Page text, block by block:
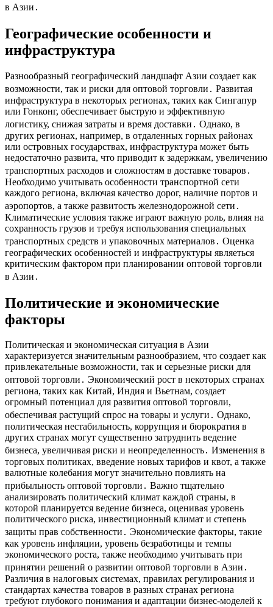
в Азии․
Географические особенности и
инфраструктура
Разнообразный географический ландшафт Азии создает как
возможности, так и риски для оптовой торговли․ Развитая
инфраструктура в некоторых регионах, таких как Сингапур
или Гонконг, обеспечивает быструю и эффективную
логистику, снижая затраты и время доставки․ Однако, в
других регионах, например, в отдаленных горных районах
или островных государствах, инфраструктура может быть
недостаточно развита, что приводит к задержкам, увеличению
транспортных расходов и сложностям в доставке товаров․
Необходимо учитывать особенности транспортной сети
каждого региона, включая качество дорог, наличие портов и
аэропортов, а также развитость железнодорожной сети․
Климатические условия также играют важную роль, влияя на
сохранность грузов и требуя использования специальных
транспортных средств и упаковочных материалов․ Оценка
географических особенностей и инфраструктуры являеться
критическим фактором при планировании оптовой торговли
в Азии․
Политические и экономические
факторы
Политическая и экономическая ситуация в Азии
характеризуется значительным разнообразием, что создает как
привлекательные возможности, так и серьезные риски для
оптовой торговли․ Экономический рост в некоторых странах
региона, таких как Китай, Индия и Вьетнам, создает
огромный потенциал для развития оптовой торговли,
обеспечивая растущий спрос на товары и услуги․ Однако,
политическая нестабильность, коррупция и бюрократия в
других странах могут существенно затруднить ведение
бизнеса, увеличивая риски и неопределенность․ Изменения в
торговых политиках, введение новых тарифов и квот, а также
валютные колебания могут значительно повлиять на
прибыльность оптовой торговли․ Важно тщательно
анализировать политический климат каждой страны, в
которой планируется ведение бизнеса, оценивая уровень
политического риска, инвестиционный климат и степень
защиты прав собственности․ Экономические факторы, такие
как уровень инфляции, уровень безработицы и темпы
экономического роста, также необходимо учитывать при
принятии решений о развитии оптовой торговли в Азии․
Различия в налоговых системах, правилах регулирования и
стандартах качества товаров в разных странах региона
требуют глубокого понимания и адаптации бизнес-моделей к